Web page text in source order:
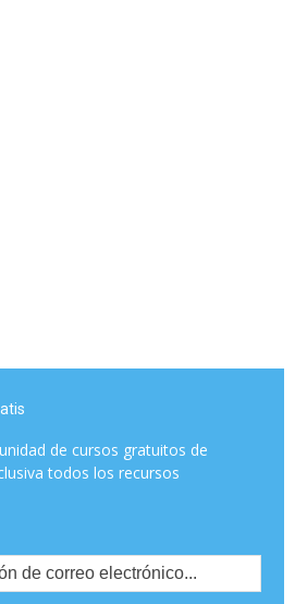
de cursos gratuitos de
todos los recursos